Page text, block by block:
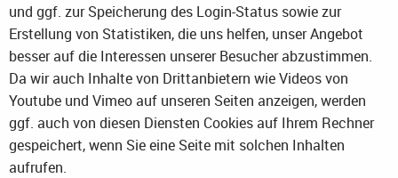
und ggf. zur Speicherung des Login-Status sowie zur
Erstellung von Statistiken, die uns helfen, unser Angebot
besser auf die Interessen unserer Besucher abzustimmen.
Da wir auch Inhalte von Drittanbietern wie Videos von
Youtube und Vimeo auf unseren Seiten anzeigen, werden
ggf. auch von diesen Diensten Cookies auf Ihrem Rechner
gespeichert, wenn Sie eine Seite mit solchen Inhalten
aufrufen.